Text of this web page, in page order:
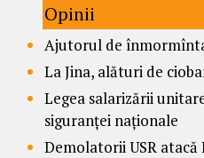
Opinii
Ajutorul de
La Jina, alături de
Legea salarizării
siguranței naționale
Demolatorii USR atacă